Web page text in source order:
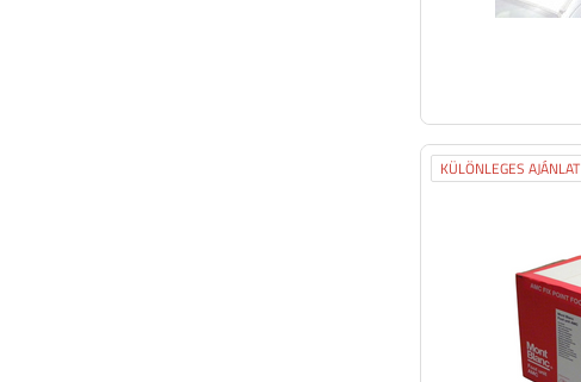
KÜLÖNLEGES AJÁNLAT